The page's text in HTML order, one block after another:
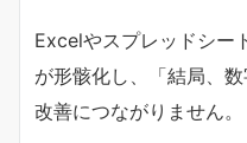
Excelやスプレッドシー
が形骸化し、「結局、
改善につながりません。